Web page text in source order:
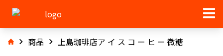
商品 上島珈琲店ア イ ス コ ー ヒ ー 微糖